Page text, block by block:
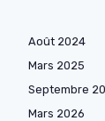
Août 2024
Mars 2025
Septembre
Mars 2026